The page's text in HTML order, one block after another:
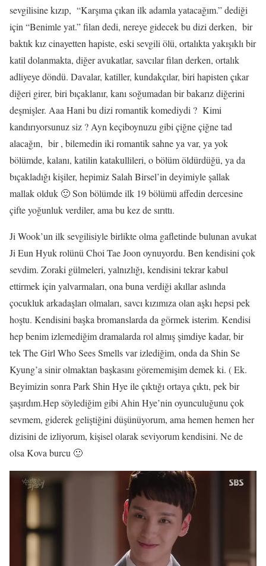
sevgilisine kızıp, “Karşıma çıkan ilk adamla yatacağım.” dediği
için “Benimle yat.” filan dedi, nereye gidecek bu dizi derken, bir
baktık kız cinayetten hapiste, eski sevgili ölü, ortalıkta yakışıklı bir
katil dolanmakta, diğer avukatlar, savcılar filan derken, ortalık
adliyeye döndü. Davalar, katiller, kundakçılar, biri hapisten çıkar
diğeri girer, biri bıçaklanır, kanı soğumadan bir bakarız diğerini
deşmişler. Aaa Hani bu dizi romantik komediydi ? Kimi
kandırıyorsunuz siz ? Ayn keçiboynuzu gibi çiğne çiğne tad
alacağın, bir , bilemedin iki romantik sahne ya var, ya yok
bölümde, kalanı, katilin katakullileri, o bölüm öldürdüğü, ya da
bıçakladığı kişiler, hepimiz Salah Birsel’in deyimiyle şallak
mallak olduk 🙂 Son bölümde ilk 19 bölümü affedin dercesine
çifte yoğunluk verdiler, ama bu kez de sırıttı.
Ji Wook’un ilk sevgilisiyle birlikte olma gafletinde bulunan avukat
Ji Eun Hyuk rolünü Choi Tae Joon oynuyordu. Ben kendisini çok
sevdim. Zoraki gülmeleri, yalnızlığı, kendisini tekrar kabul
ettirmek için yalvarmaları, ona buna verdiği akıllar aslında
çocukluk arkadaşları olmaları, savcı kızımıza olan aşkı hepsi pek
hoştu. Kendisini başka bromanslarda da görmek isterim. Kendisi
hep benim izlemediğim dramalarda rol almış şimdiye kadar, bir
tek The Girl Who Sees Smells var izlediğim, onda da Shin Se
Kyung’a sinir olmaktan başkasını görememişim demek ki. ( Ek.
Beyimizin sonra Park Shin Hye ile çıktığı ortaya çıktı, pek bir
şaşırdım.Hep söylediğim gibi Ahin Hye’nin oyunculuğunu çok
sevmem, giderek geliştiğini düşünüyorum, ama hemen hemen her
dizisini de izliyorum, kişisel olarak seviyorum kendisini. Ne de
olsa Kova burcu 🙂